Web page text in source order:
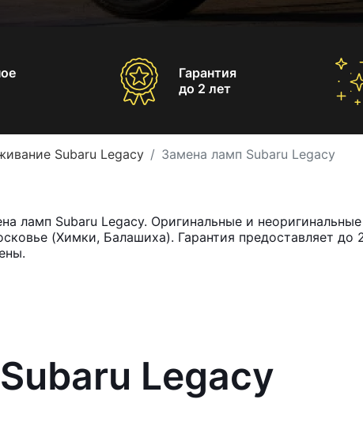
Гарантия
до 2 лет
Subaru Legacy Замена ламп Subaru Legacy
ламп Subaru Legacy. Оригинальные и
(Химки, Балашиха). Гарантия предоставляет до
Legacy